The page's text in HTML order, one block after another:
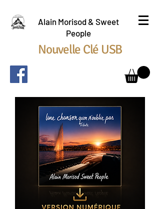
Alain Morisod & Sweet
People
Nouvelle Clé USB